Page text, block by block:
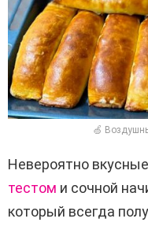
🍏
Невероятно
тестом и сочной
который всегда